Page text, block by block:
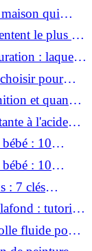
qui
?le plus la
: laquelle
pour
et quand
à l'acide
: 10
: 10
: 7 clés
: tutoriel
fluide pour